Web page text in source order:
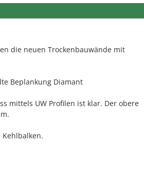
die neuen Trockenbauwände mit
Beplankung Diamant
mittels UW Profilen ist klar. Der obere